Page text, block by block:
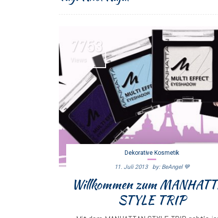
7753
Views
Dekorative Kosmetik
11. Juli 2013 By: BeAngel 💙
Willkommen zum
STYLE TRIP